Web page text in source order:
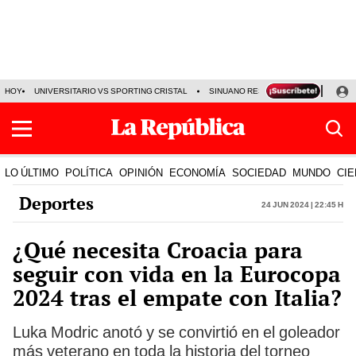
HOY UNIVERSITARIO VS SPORTING CRISTAL SINUANO RESULTADOS HOY
LO ÚLTIMO POLÍTICA OPINIÓN ECONOMÍA SOCIEDAD MUNDO
Deportes 24 Jun 2024 | 22:45 h
¿Qué necesita Croacia para
seguir con vida en la Eurocopa
2024 tras el empate con Italia?
Luka Modric anotó y se convirtió en el goleador
más veterano en toda la historia del torneo